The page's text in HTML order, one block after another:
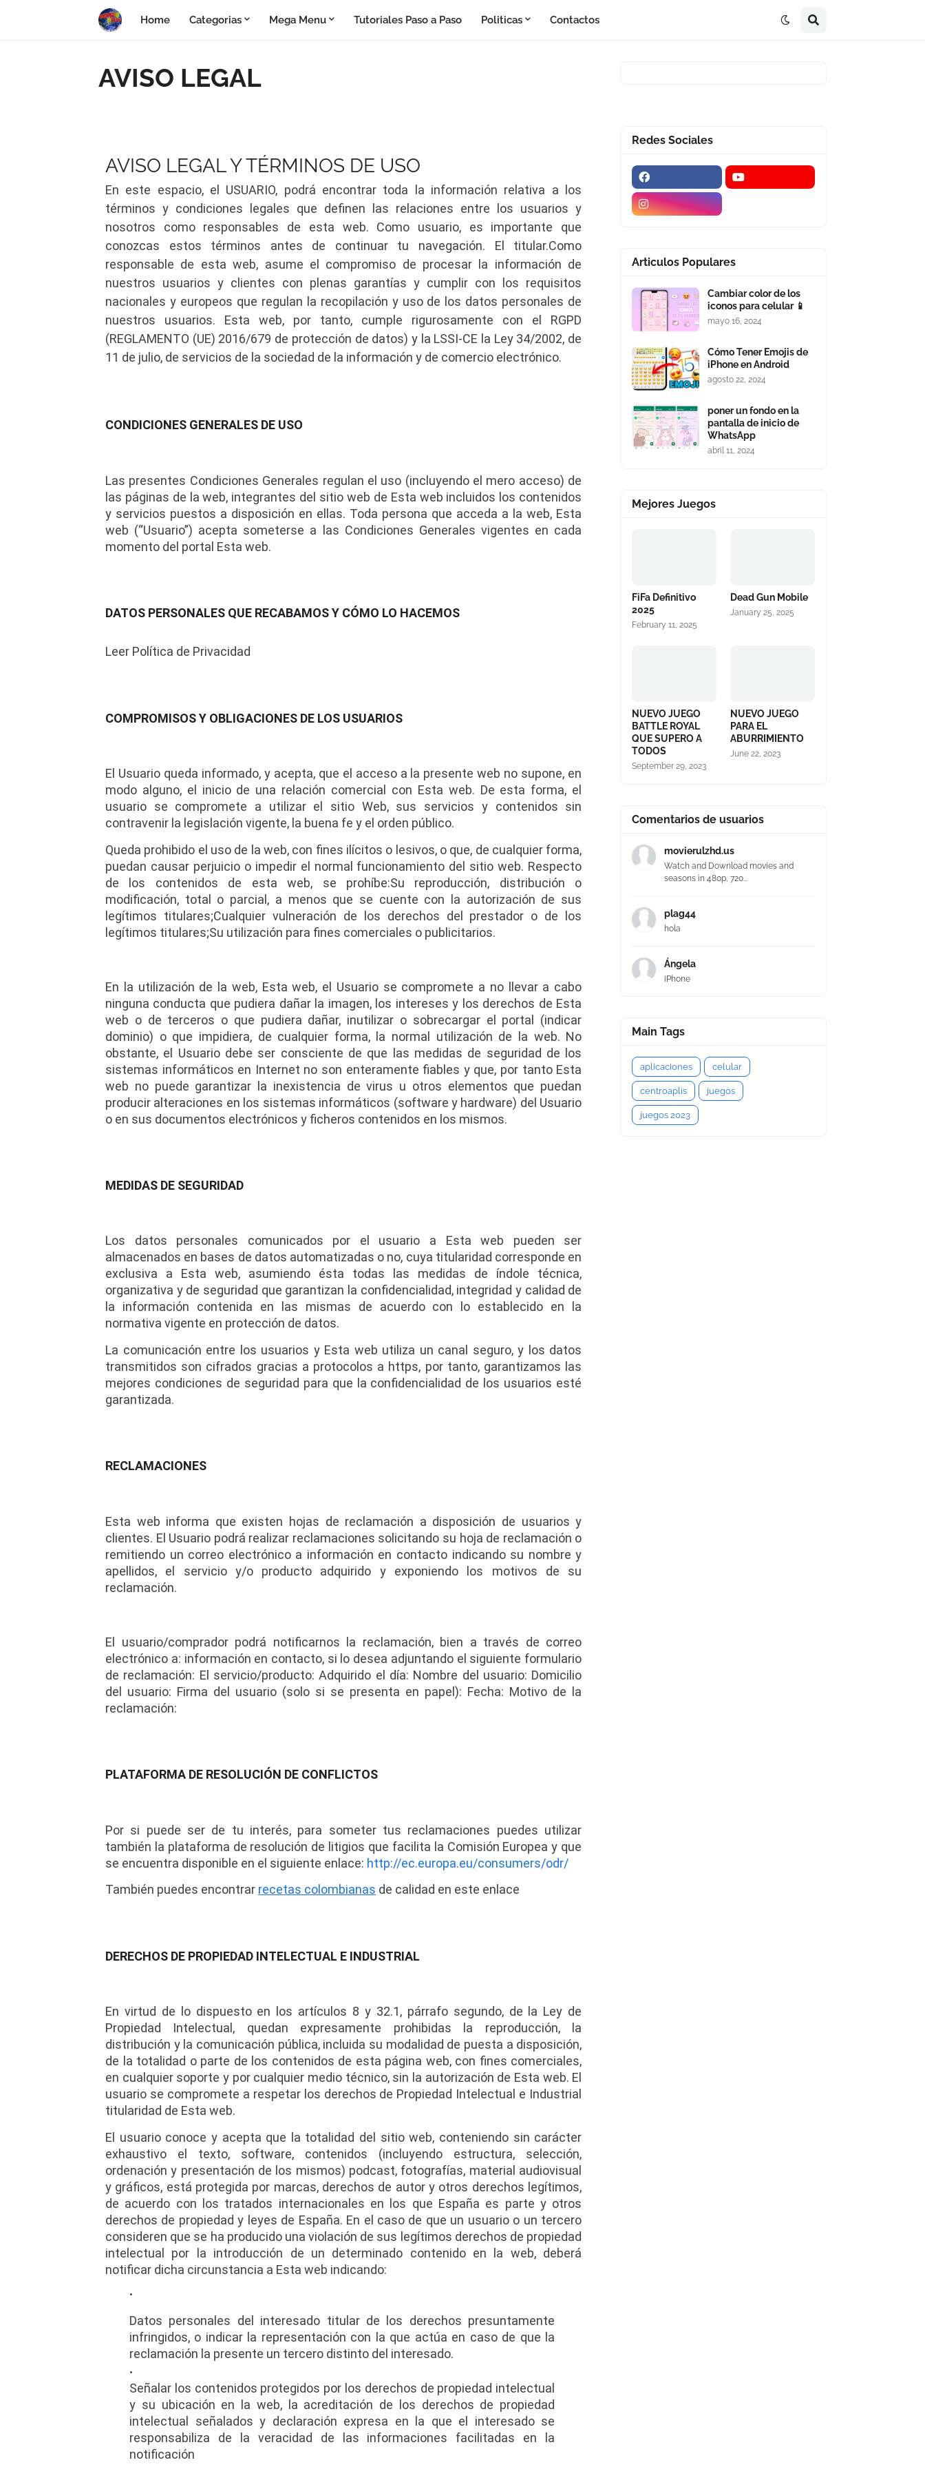
Home Categorias Mega Menu Tutoriales Paso a Paso Politicas Contactos
AVISO LEGAL
AVISO LEGAL Y TÉRMINOS DE USO
En este espacio, el USUARIO, podrá encontrar toda la información relativa a los
términos y condiciones legales que definen las relaciones entre los usuarios y
nosotros como responsables de esta web. Como usuario, es importante que
conozcas estos términos antes de continuar tu navegación. El titular.Como
responsable de esta web, asume el compromiso de procesar la información de
nuestros usuarios y clientes con plenas garantías y cumplir con los requisitos
nacionales y europeos que regulan la recopilación y uso de los datos personales de
nuestros usuarios. Esta web, por tanto, cumple rigurosamente con el RGPD
(REGLAMENTO (UE) 2016/679 de protección de datos) y la LSSI-CE la Ley 34/2002, de
11 de julio, de servicios de la sociedad de la información y de comercio electrónico.
CONDICIONES GENERALES DE USO
Las presentes Condiciones Generales regulan el uso (incluyendo el mero acceso) de
las páginas de la web, integrantes del sitio web de Esta web incluidos los contenidos
y servicios puestos a disposición en ellas. Toda persona que acceda a la web, Esta
web (“Usuario”) acepta someterse a las Condiciones Generales vigentes en cada
momento del portal Esta web.
DATOS PERSONALES QUE RECABAMOS Y CÓMO LO HACEMOS
Leer Política de Privacidad
COMPROMISOS Y OBLIGACIONES DE LOS USUARIOS
El Usuario queda informado, y acepta, que el acceso a la presente web no supone, en
modo alguno, el inicio de una relación comercial con Esta web. De esta forma, el
usuario se compromete a utilizar el sitio Web, sus servicios y contenidos sin
contravenir la legislación vigente, la buena fe y el orden público.
Queda prohibido el uso de la web, con fines ilícitos o lesivos, o que, de cualquier forma,
puedan causar perjuicio o impedir el normal funcionamiento del sitio web. Respecto
de los contenidos de esta web, se prohíbe:Su reproducción, distribución o
modificación, total o parcial, a menos que se cuente con la autorización de sus
legítimos titulares;Cualquier vulneración de los derechos del prestador o de los
legítimos titulares;Su utilización para fines comerciales o publicitarios.
En la utilización de la web, Esta web, el Usuario se compromete a no llevar a cabo
ninguna conducta que pudiera dañar la imagen, los intereses y los derechos de Esta
web o de terceros o que pudiera dañar, inutilizar o sobrecargar el portal (indicar
dominio) o que impidiera, de cualquier forma, la normal utilización de la web. No
obstante, el Usuario debe ser consciente de que las medidas de seguridad de los
sistemas informáticos en Internet no son enteramente fiables y que, por tanto Esta
web no puede garantizar la inexistencia de virus u otros elementos que puedan
producir alteraciones en los sistemas informáticos (software y hardware) del Usuario
o en sus documentos electrónicos y ficheros contenidos en los mismos.
MEDIDAS DE SEGURIDAD
Los datos personales comunicados por el usuario a Esta web pueden ser
almacenados en bases de datos automatizadas o no, cuya titularidad corresponde en
exclusiva a Esta web, asumiendo ésta todas las medidas de índole técnica,
organizativa y de seguridad que garantizan la confidencialidad, integridad y calidad de
la información contenida en las mismas de acuerdo con lo establecido en la
normativa vigente en protección de datos.
La comunicación entre los usuarios y Esta web utiliza un canal seguro, y los datos
transmitidos son cifrados gracias a protocolos a https, por tanto, garantizamos las
mejores condiciones de seguridad para que la confidencialidad de los usuarios esté
garantizada.
RECLAMACIONES
Esta web informa que existen hojas de reclamación a disposición de usuarios y
clientes. El Usuario podrá realizar reclamaciones solicitando su hoja de reclamación o
remitiendo un correo electrónico a información en contacto indicando su nombre y
apellidos, el servicio y/o producto adquirido y exponiendo los motivos de su
reclamación.
El usuario/comprador podrá notificarnos la reclamación, bien a través de correo
electrónico a: información en contacto, si lo desea adjuntando el siguiente formulario
de reclamación: El servicio/producto: Adquirido el día: Nombre del usuario: Domicilio
del usuario: Firma del usuario (solo si se presenta en papel): Fecha: Motivo de la
reclamación:
PLATAFORMA DE RESOLUCIÓN DE CONFLICTOS
Por si puede ser de tu interés, para someter tus reclamaciones puedes utilizar
también la plataforma de resolución de litigios que facilita la Comisión Europea y que
se encuentra disponible en el siguiente enlace: http://ec.europa.eu/consumers/odr/
También puedes encontrar recetas colombianas de calidad en este enlace
DERECHOS DE PROPIEDAD INTELECTUAL E INDUSTRIAL
En virtud de lo dispuesto en los artículos 8 y 32.1, párrafo segundo, de la Ley de
Propiedad Intelectual, quedan expresamente prohibidas la reproducción, la
distribución y la comunicación pública, incluida su modalidad de puesta a disposición,
de la totalidad o parte de los contenidos de esta página web, con fines comerciales,
en cualquier soporte y por cualquier medio técnico, sin la autorización de Esta web. El
usuario se compromete a respetar los derechos de Propiedad Intelectual e Industrial
titularidad de Esta web.
El usuario conoce y acepta que la totalidad del sitio web, conteniendo sin carácter
exhaustivo el texto, software, contenidos (incluyendo estructura, selección,
ordenación y presentación de los mismos) podcast, fotografías, material audiovisual
y gráficos, está protegida por marcas, derechos de autor y otros derechos legítimos,
de acuerdo con los tratados internacionales en los que España es parte y otros
derechos de propiedad y leyes de España. En el caso de que un usuario o un tercero
consideren que se ha producido una violación de sus legítimos derechos de propiedad
intelectual por la introducción de un determinado contenido en la web, deberá
notificar dicha circunstancia a Esta web indicando:
Datos personales del interesado titular de los derechos presuntamente
infringidos, o indicar la representación con la que actúa en caso de que la
reclamación la presente un tercero distinto del interesado.
Señalar los contenidos protegidos por los derechos de propiedad intelectual
y su ubicación en la web, la acreditación de los derechos de propiedad
intelectual señalados y declaración expresa en la que el interesado se
responsabiliza de la veracidad de las informaciones facilitadas en la
notificación
Redes Sociales
Articulos Populares
Cambiar color de los
iconos para celular 📱
mayo 16, 2024
Cómo Tener Emojis de
iPhone en Android
agosto 22, 2024
poner un fondo en la
pantalla de inicio de
WhatsApp
abril 11, 2024
Mejores Juegos
FiFa Definitivo
2025
February 11, 2025
Dead Gun Mobile
January 25, 2025
NUEVO JUEGO
BATTLE ROYAL
QUE SUPERO A
TODOS
September 29, 2023
NUEVO JUEGO
PARA EL
ABURRIMIENTO
June 22, 2023
Comentarios de usuarios
movierulzhd.us
Watch and Download movies and
seasons in 480p, 720...
plag44
hola
Ángela
iPhone
Main Tags
aplicaciones celular
centroaplis juegos
juegos 2023